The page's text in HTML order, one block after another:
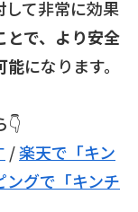
て非常に効果
とで、より安全
能になります。
/楽天で「キン
グで「キンチ